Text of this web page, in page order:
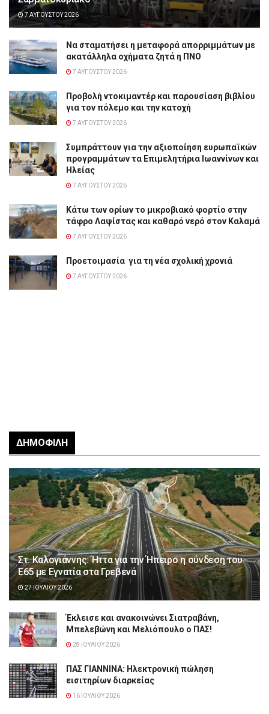
7 ΑΥΓΟΎΣΤΟΥ 2026
Να σταματήσει η μεταφορά απορριμμάτων με
ακατάλληλα οχήματα ζητά η ΠΝΟ
7 ΑΥΓΟΎΣΤΟΥ 2026
Προβολή ντοκιμαντέρ και παρουσίαση βιβλίου
για τον πόλεμο και την κατοχή
7 ΑΥΓΟΎΣΤΟΥ 2026
Συμπράττουν για την αξιοποίηση ευρωπαϊκών
προγραμμάτων τα Επιμελητήρια Ιωαννίνων και
Ηλείας
7 ΑΥΓΟΎΣΤΟΥ 2026
Κάτω των ορίων το μικροβιακό φορτίο στην
τάφρο Λαψίστας και καθαρό νερό στον Καλαμά
7 ΑΥΓΟΎΣΤΟΥ 2026
Προετοιμασία για τη νέα σχολική χρονιά
7 ΑΥΓΟΎΣΤΟΥ 2026
ΔΗΜΟΦΙΛΉ
Στ. Καλογιάννης: Ήττα για την Ήπειρο η σύνδεση του
Ε65 με Εγνατία στα Γρεβενά
27 ΙΟΥΛΊΟΥ 2026
Έκλεισε και ανακοινώνει Σιατραβάνη,
Μπελεβώνη και Μελιόπουλο ο ΠΑΣ!
28 ΙΟΥΛΊΟΥ 2026
ΠΑΣ ΓΙΑΝΝΙΝΑ: Hλεκτρονική πώληση
εισιτηρίων διαρκείας
16 ΙΟΥΛΊΟΥ 2026